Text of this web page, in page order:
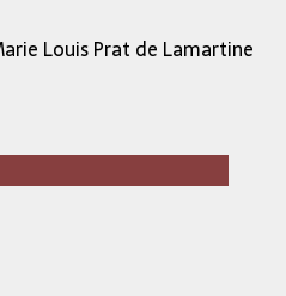
Louis Prat de Lamartine